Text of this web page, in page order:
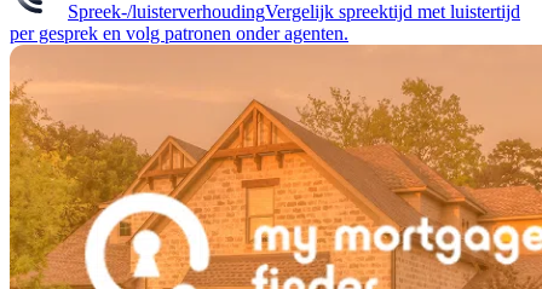
Spreek-/luisterverhoudingVergelijk spreektijd met luistertijd
per gesprek en volg patronen onder agenten.